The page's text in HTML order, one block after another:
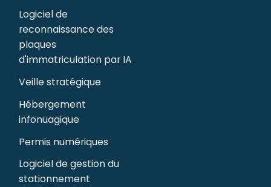
Logiciel de
reconnaissance des
plaques
d'immatriculation par IA
Veille stratégique
Hébergement
infonuagique
Permis numériques
Logiciel de gestion du
stationnement